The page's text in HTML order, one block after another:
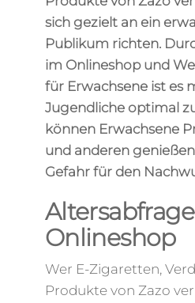
sich gezielt an ein
Publikum richten.
im Onlineshop und
für Erwachsene ist es
Jugendliche optimal
können Erwachsene
und anderen
Gefahr für den
Onlineshop
Wer E-Zigaretten,
Produkte von Zazo